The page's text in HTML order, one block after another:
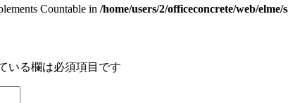
Countable in /home/users/2/officeconcrete/web/
いる欄は必須項目です